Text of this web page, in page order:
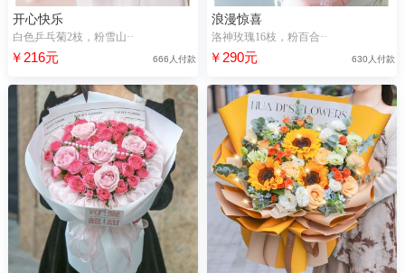
开心快乐
白色乒乓菊2枝，粉雪山··
￥216元 666人付款
浪漫惊喜
洛神玫瑰16枝，粉百合··
￥290元 630人付款